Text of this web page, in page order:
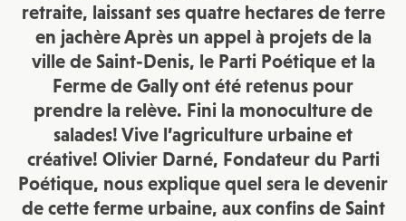
retraite, laissant ses quatre hectares de terre
en jachère Après un appel à projets de la
ville de Saint-Denis, le Parti Poétique et la
Ferme de Gally ont été retenus pour
prendre la relève. Fini la monoculture de
salades! Vive l’agriculture urbaine et
créative! Olivier Darné, Fondateur du Parti
Poétique, nous explique quel sera le devenir
de cette ferme urbaine, aux confins de Saint